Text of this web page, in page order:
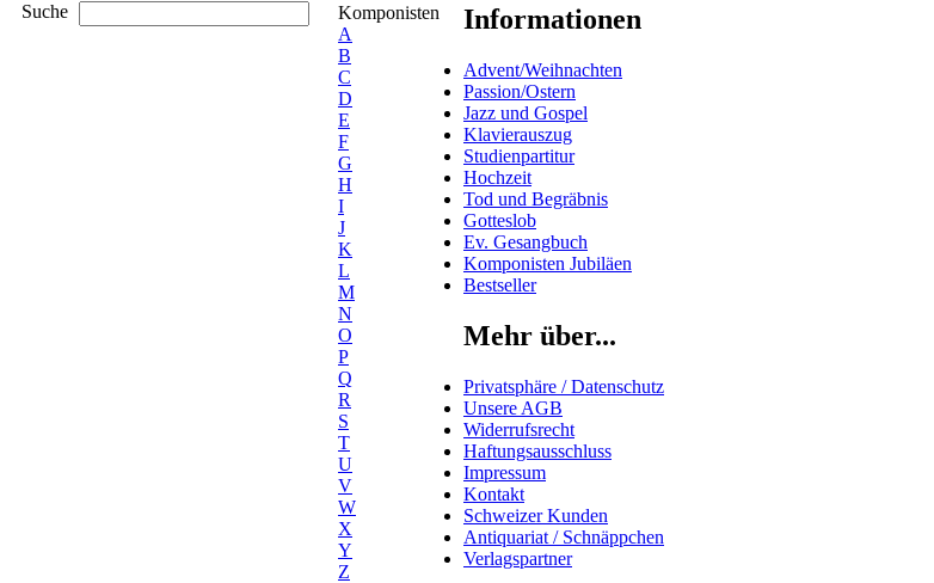
Suche
Komponisten
A
B
C
D
E
F
G
H
I
J
K
L
M
N
O
P
Q
R
S
T
U
V
W
X
Y
Z
Informationen
Advent/Weihnachten
Passion/Ostern
Jazz und Gospel
Klavierauszug
Studienpartitur
Hochzeit
Tod und Begräbnis
Gotteslob
Ev. Gesangbuch
Komponisten Jubiläen
Bestseller
Mehr über...
Privatsphäre / Datenschutz
Unsere AGB
Widerrufsrecht
Haftungsausschluss
Impressum
Kontakt
Schweizer Kunden
Antiquariat / Schnäppchen
Verlagspartner